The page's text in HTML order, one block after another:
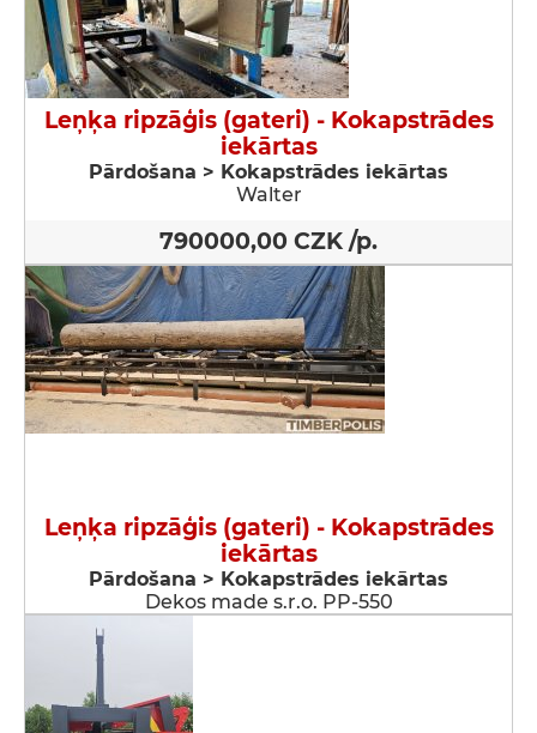
Leņķa ripzāģis (gateri) - Kokapstrādes
iekārtas
Pārdošana > Kokapstrādes iekārtas
Walter
790000,00 CZK /p.
Leņķa ripzāģis (gateri) - Kokapstrādes
iekārtas
Pārdošana > Kokapstrādes iekārtas
Dekos made s.r.o. PP-550